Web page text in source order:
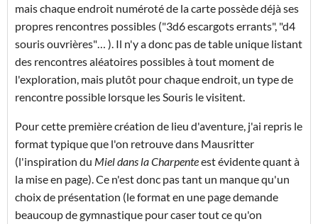
mais chaque endroit numéroté de la carte possède déjà ses
propres rencontres possibles ("3d6 escargots errants", "d4
souris ouvrières"… ). Il n'y a donc pas de table unique listant
des rencontres aléatoires possibles à tout moment de
l'exploration, mais plutôt pour chaque endroit, un type de
rencontre possible lorsque les Souris le visitent.
Pour cette première création de lieu d'aventure, j'ai repris le
format typique que l'on retrouve dans Mausritter
(l'inspiration du Miel dans la Charpenteest évidente quant à
la mise en page). Ce n'est donc pas tant un manque qu'un
choix de présentation (le format en une page demande
beaucoup de gymnastique pour caser tout ce qu'on